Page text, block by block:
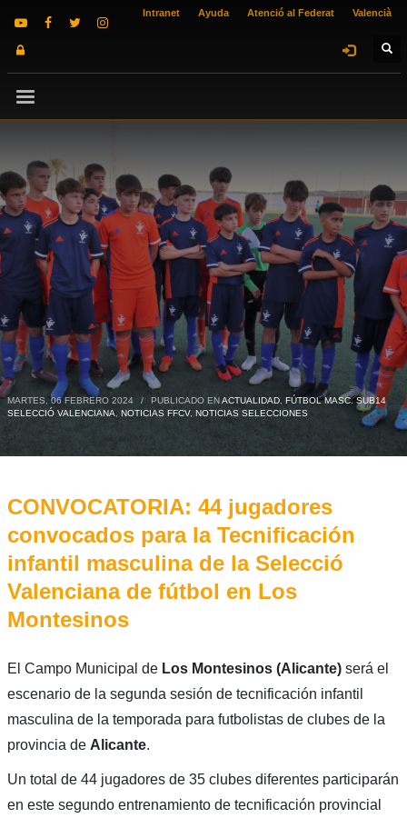
Intranet Ayuda Atenció al Federat Valencià
MARTES, 06 FEBRERO 2024 / PUBLICADO ENACTUALIDAD, FÚTBOL MASC. SUB14
SELECCIÓ VALENCIANA
NOTICIAS FFCV, NOTICIAS SELECCIONES
CONVOCATORIA: 44 jugadores
convocados para la Tecnificación
infantil masculina de la Selecció
Valenciana de fútbol en Los
Montesinos
El Campo Municipal de Los Montesinos (Alicante) será el
escenario de la segunda sesión de tecnificación infantil
masculina de la temporada para futbolistas de clubes de la
provincia de Alicante.
Un total de 44 jugadores de 35 clubes diferentes participarán
en este segundo entrenamiento de tecnificación provincial